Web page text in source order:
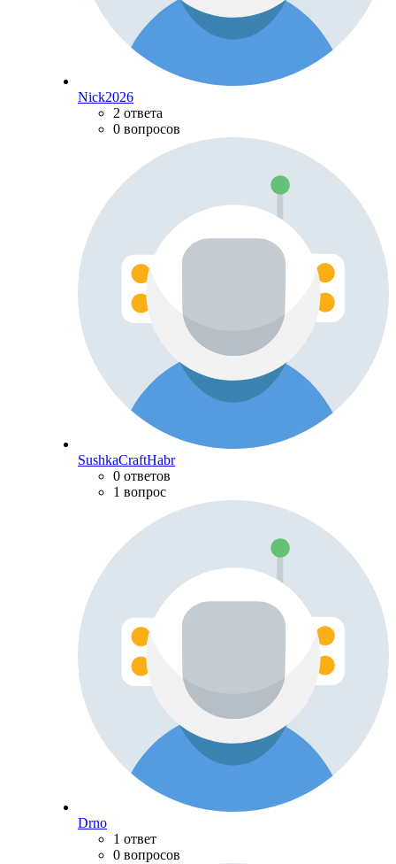
Nick2026
2 ответа
0 вопросов
SushkaCraftHabr
0 ответов
1 вопрос
Drno
1 ответ
0 вопросов